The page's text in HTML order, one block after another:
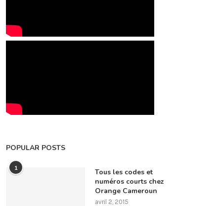
POPULAR POSTS
1
Tous les codes et
numéros courts chez
Orange Cameroun
avril 2, 2015